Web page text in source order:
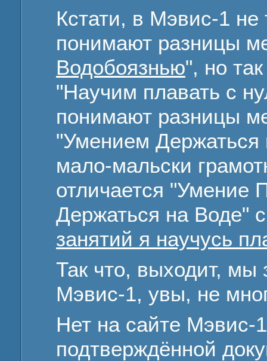
Кстати, в Мэвис-1
понимают разницы
Водобоязнью", но
"Научим плавать с
понимают разницы
"Умением Держаться
мало-мальски
отличается "Умение
Держаться на Воде"
занятий я научусь
Так что, выходит, мы
Мэвис-1, увы, не
Нет на сайте
подтверждённой